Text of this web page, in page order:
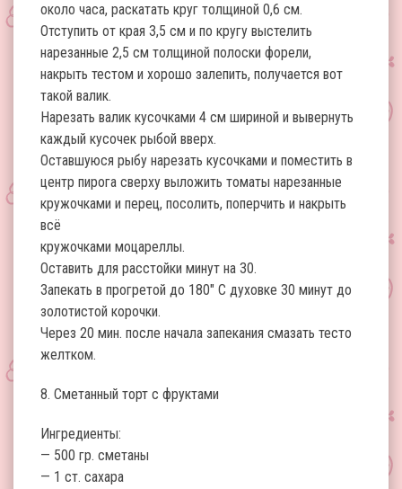
около часа, раскатать круг толщиной 0,6 см.
Отступить от края 3,5 см и по кругу выстелить
нарезанные 2,5 см толщиной полоски форели,
накрыть тестом и хорошо залепить, получается вот
такой валик.
Нарезать валик кусочками 4 см шириной и вывернуть
каждый кусочек рыбой вверх.
Оставшуюся рыбу нарезать кусочками и поместить в
центр пирога сверху выложить томаты нарезанные
кружочками и перец, посолить, поперчить и накрыть
всё
кружочками моцареллы.
Оставить для расстойки минут на 30.
Запекать в прогретой до 180″ С духовке 30 минут до
золотистой корочки.
Через 20 мин. после начала запекания смазать тесто
желтком.
8. Сметанный торт с фруктами
Ингредиенты:
— 500 гр. сметаны
— 1 ст. сахара